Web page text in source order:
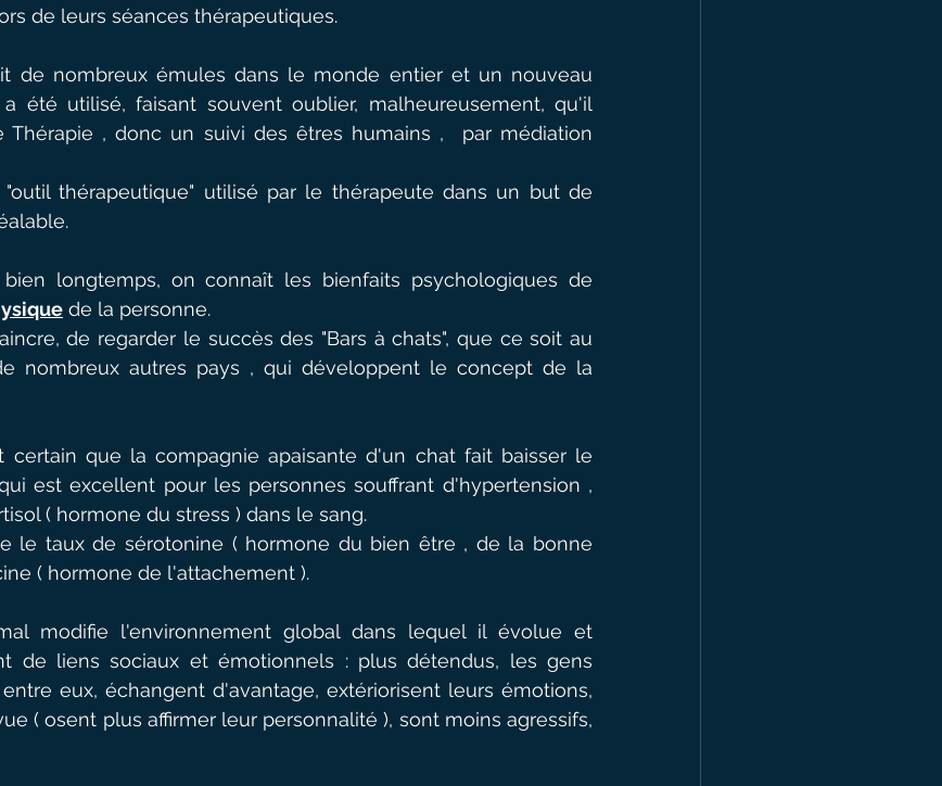
de leurs séances thérapeutiques.
de nombreux émules dans le monde entier et un nouveau
été utilisé, faisant souvent oublier, malheureusement, qu'il
Thérapie , donc un suivi des êtres humains ,  par médiation
thérapeutique" utilisé par le thérapeute dans un but de
bien longtemps, on connaît les bienfaits psychologiques de
de la personne.
de regarder le succès des "Bars à chats", que ce soit au
nombreux autres pays , qui développent le concept de la
certain que la compagnie apaisante d'un chat fait baisser le
est excellent pour les personnes souffrant d'hypertension ,
( hormone du stress ) dans le sang.
le taux de sérotonine ( hormone du bien être , de la bonne
( hormone de l'attachement ).
modifie l'environnement global dans lequel il évolue et
de liens sociaux et émotionnels : plus détendus, les gens
eux, échangent d'avantage, extériorisent leurs émotions,
( osent plus affirmer leur personnalité ), sont moins agressifs,